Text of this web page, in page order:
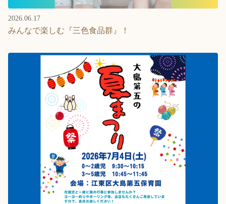
2026.06.17
みんなで楽しむ『三色食品群』！